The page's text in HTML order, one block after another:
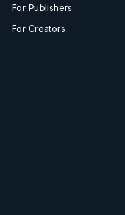
For Publishers
For Creators